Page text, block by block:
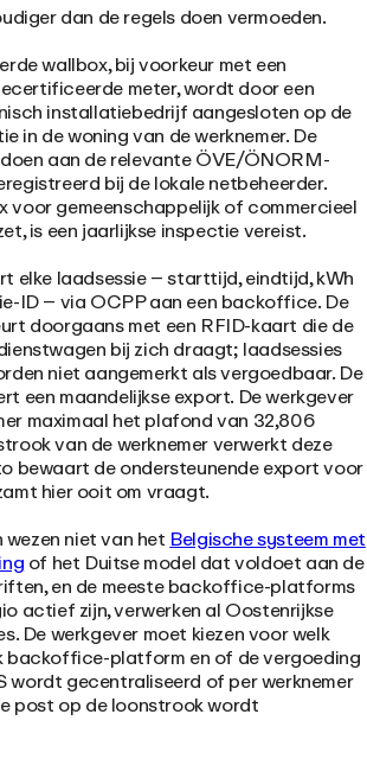
dan de regels doen vermoeden.
wallbox, bij voorkeur met een
meter, wordt door een
installatiebedrijf aangesloten op de
in de woning van de werknemer. De
aan de relevante ÖVE/ÖNORM-
bij de lokale netbeheerder.
voor gemeenschappelijk of commercieel
is een jaarlijkse inspectie vereist.
elke laadsessie – starttijd, eindtijd, kWh
ID – via OCPP aan een backoffice. De
doorgaans met een RFID-kaart die de
bij zich draagt; laadsessies
niet aangemerkt als vergoedbaar. De
een maandelijkse export. De werkgever
maximaal het plafond van 32,806
van de werknemer verwerkt deze
bewaart de ondersteunende export voor
hier ooit om vraagt.
niet van hetBelgische systeem met
of het Duitse model dat voldoet aan de
en de meeste backoffice-platforms
actief zijn, verwerken al Oostenrijkse
De werkgever moet kiezen voor welk
backoffice-platform en of de vergoeding
wordt gecentraliseerd of per werknemer
post op de loonstrook wordt